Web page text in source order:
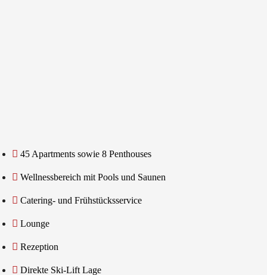
45 Apartments sowie 8 Penthouses ​
Wellnessbereich mit Pools und Saunen ​
Catering- und Frühstücksservice ​
Lounge
Rezeption
Direkte Ski-Lift Lage ​